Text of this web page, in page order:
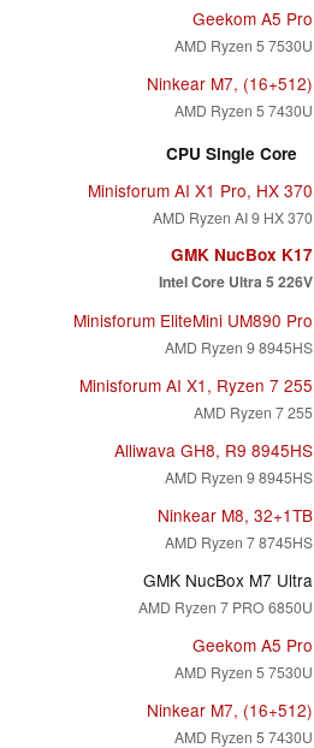
Geekom A5 Pro
AMD Ryzen 5 7530U
Ninkear M7, (16+512)
AMD Ryzen 5 7430U
CPU Single Core
Minisforum AI X1 Pro, HX 370
AMD Ryzen AI 9 HX 370
GMK NucBox K17
Intel Core Ultra 5 226V
Minisforum EliteMini UM890 Pro
AMD Ryzen 9 8945HS
Minisforum AI X1, Ryzen 7 255
AMD Ryzen 7 255
Alliwava GH8, R9 8945HS
AMD Ryzen 9 8945HS
Ninkear M8, 32+1TB
AMD Ryzen 7 8745HS
GMK NucBox M7 Ultra
AMD Ryzen 7 PRO 6850U
Geekom A5 Pro
AMD Ryzen 5 7530U
Ninkear M7, (16+512)
AMD Ryzen 5 7430U